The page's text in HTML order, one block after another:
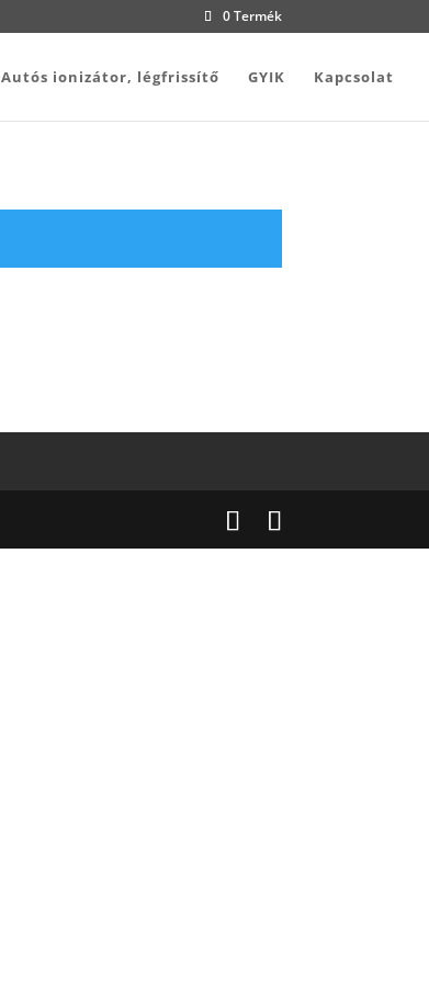
0 Termék
Autós ionizátor, légfrissítő GYIK Kapcsolat